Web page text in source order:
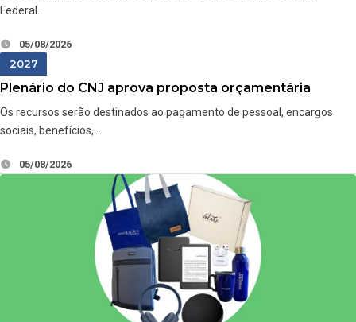
Federal.
05/08/2026
2027
Plenário do CNJ aprova proposta orçamentária
Os recursos serão destinados ao pagamento de pessoal, encargos
sociais, benefícios,…
05/08/2026